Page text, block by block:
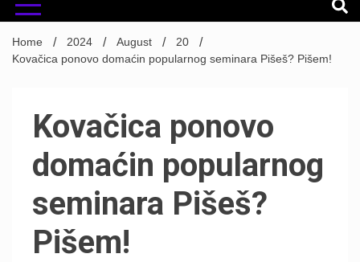
Home 2024 August
20
Kovačica ponovo domaćin popularnog seminara Pišeš? Pišem!
Kovačica ponovo
domaćin popularnog
seminara Pišeš?
Pišem!